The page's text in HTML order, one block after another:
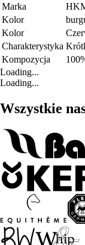
Marka
Kolor
Kolor
Charakterystyka
Kompozycja
Loading...
Loading...
Wszystkie